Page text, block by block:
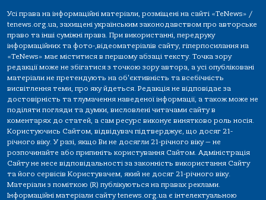
Усі права на інформаційні матеріали, розміщені на сайті «TeNews» /
tenews.org.ua, захищені українським законодавством про авторське
право та інші суміжні права. При використанні, передруку
інформаційних та фото-,відеоматеріалів сайту, гіперпосилання на
«TeNews» має міститися в першому абзаці тексту. Точка зору
редакції може не збігатися з точкою зору автора, а усі опубліковані
матеріали не претендують на об'єктивність та всебічність
висвітлення теми, про яку йдеться. Редакція не відповідає за
достовірність та тлумачення наведеної інформації, а також може не
поділяти погляди та думки, висловлені читачами сайту в
коментарях до статей, а сам ресурс виконує винятково роль носія.
Користуючись Сайтом, відвідувач підтверджує, що досяг 21-
річного віку. У разі, якщо Ви не досягли 21-річного віку — не
розпочинайте або припиніть користування Сайтом. Адміністрація
Сайту не несе відповідальності за законність використання Сайту
та його сервісів Користувачем, який не досяг 21-річного віку.
Матеріали з поміткою (R) публікуються на правах реклами.
Інформаційні матеріали сайту tenews.org.ua є інтелектуальною